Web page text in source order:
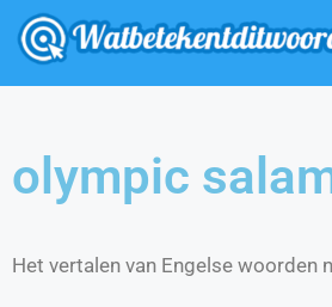
olympic
Het vertalen van Engelse woorden